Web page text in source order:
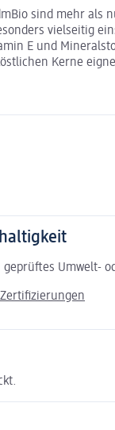
sind mehr als
vielseitig
E und
Kerne
Umwelt-